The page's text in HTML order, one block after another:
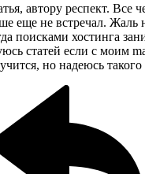
автору респект. Все
еще не встречал. Жаль
поисками хостинга
статей если с моим
но надеюсь